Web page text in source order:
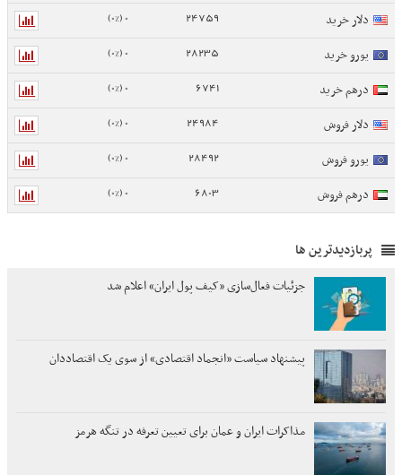
دلار خرید
24759
0 (0%)
یورو خرید 28235
0 (0%)
درهم خرید 6741
0 (0%)
دلار فروش 24984
0 (0%)
یورو فروش 28492
0 (0%)
درهم فروش 6803
0 (0%)
پربازدیدترین ها
جزئیات فعال‌سازی «کیف پول ایران» اعلام شد
پیشنهاد سیاست «انجماد اقتصادی» از سوی یک اقتصاددان
مذاکرات ایران و عمان برای تعیین تعرفه در تنگه هرمز